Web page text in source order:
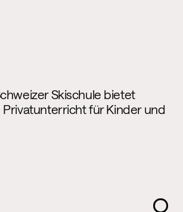
Skischule bietet
Privatunterricht für Kinder und